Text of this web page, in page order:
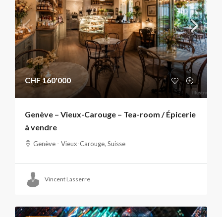
CHF 160'000
Genève – Vieux-Carouge – Tea-room / Épicerie
à vendre
Genève - Vieux-Carouge, Suisse
Vincent Lasserre